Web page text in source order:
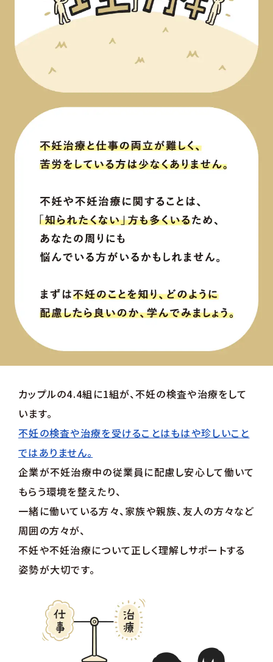
カップルの4.4組に1組が、不妊の検査や治療をして
います。
不妊の検査や治療を受けることはもはや珍しいこと
ではありません。
企業が不妊治療中の従業員に配慮し安心して働いて
もらう環境を整えたり、
一緒に働いている方々、家族や親族、友人の方々など
周囲の方々が、
不妊や不妊治療について正しく理解しサポートする
姿勢が大切です。